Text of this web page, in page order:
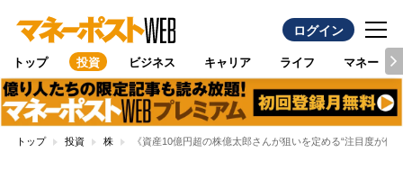
ログイン
トップ 投資 ビジネス キャリア ライフ マネー
トップ 投資 株 《資産10億円超の株億太郎さんが狙いを定める“注目度が